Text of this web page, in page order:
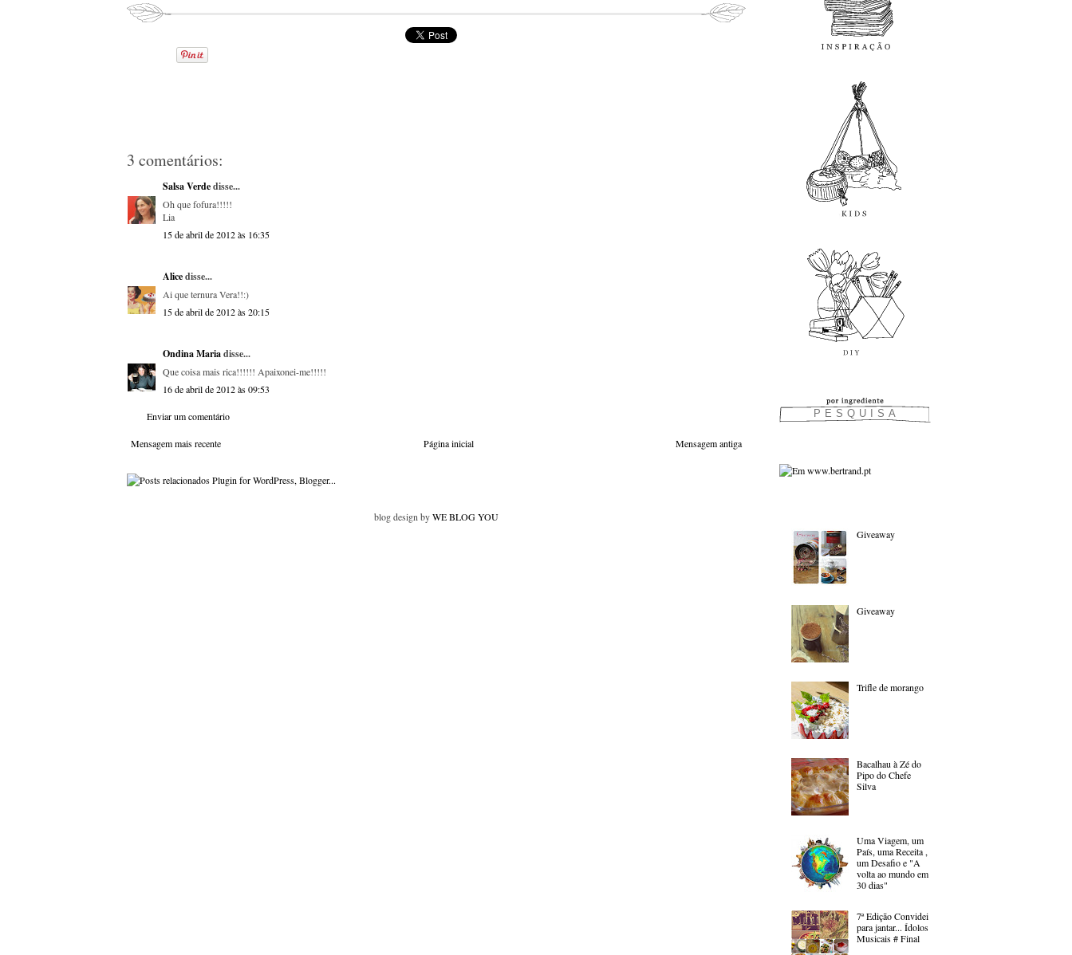
3 comentários:
Salsa Verdedisse...
Oh que fofura!!!!!
Lia
15 de abril de 2012 às 16:35
Alicedisse...
Ai que ternura Vera!!:)
15 de abril de 2012 às 20:15
Ondina Mariadisse...
Que coisa mais rica!!!!!! Apaixonei-me!!!!!
16 de abril de 2012 às 09:53
Enviar um comentário
Mensagem mais recente Mensagem antiga
Página inicial
blog design byWE BLOG YOU
Giveaway
Giveaway
Trifle de morango
Bacalhau à Zé do
Pipo do Chefe
Silva
Uma Viagem, um
País, uma Receita ,
um Desafio e "A
volta ao mundo em
30 dias"
7ª Edição Convidei
para jantar... Ídolos
Musicais # Final